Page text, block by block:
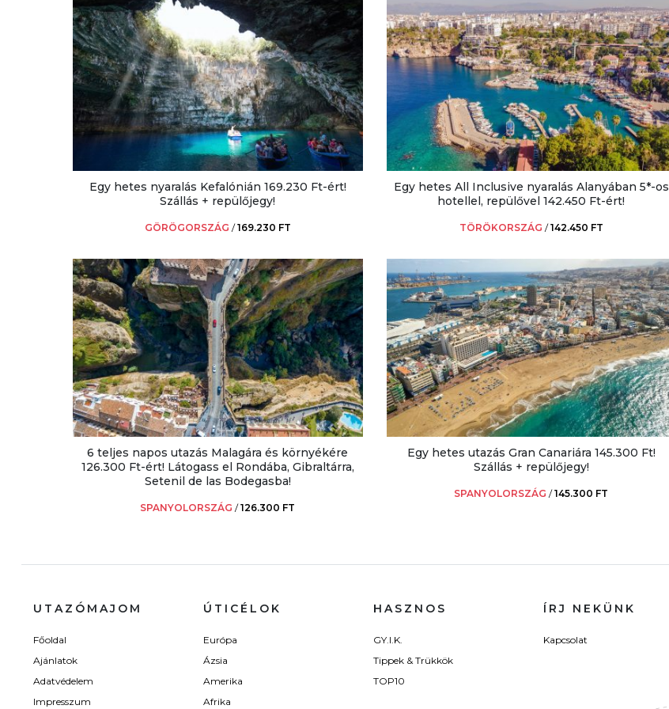
Egy hetes nyaralás Kefalónián 169.230 Ft-ért!
Szállás + repülőjegy!
GÖRÖGORSZÁG /169.230 FT
Egy hetes All Inclusive nyaralás Alanyában 5*-os
hotellel, repülővel 142.450 Ft-ért!
TÖRÖKORSZÁG /142.450 FT
6 teljes napos utazás Malagára és környékére
126.300 Ft-ért! Látogass el Rondába, Gibraltárra,
Setenil de las Bodegasba!
SPANYOLORSZÁG /126.300 FT
Egy hetes utazás Gran Canariára 145.300 Ft!
Szállás + repülőjegy!
SPANYOLORSZÁG /145.300 FT
UTAZÓMAJOM
Főoldal
Ajánlatok
Adatvédelem
Impresszum
ÚTICÉLOK
Európa
Ázsia
Amerika
Afrika
HASZNOS
GY.I.K.
Tippek & Trükkök
TOP10
ÍRJ NEKÜNK
Kapcsolat